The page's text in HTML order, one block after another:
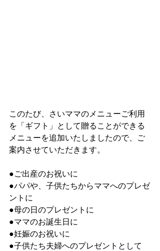
このたび、さいママのメニューご利用
を「ギフト」として贈ることができる
メニューを追加いたしましたので、ご
案内させていただきます。
●ご出産のお祝いに
●パパや、子供たちからママへのプレゼ
ントに
●母の日のプレゼントに
●ママのお誕生日に
●妊娠のお祝いに
●子供たち夫婦へのプレゼントとして